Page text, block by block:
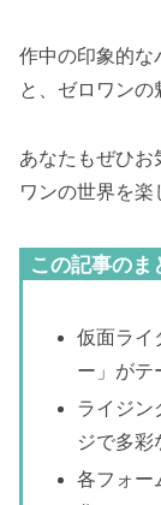
作中の印象的な
と、ゼロワンの
あなたもぜひお
ワンの世界を楽
この記事のま
仮面ライ
ー」がテ
ライジン
ジで多彩
各フォー